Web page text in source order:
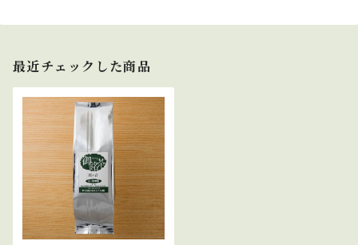
最近チェックした商品